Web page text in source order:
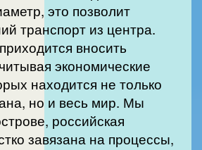
это позволит
транспорт из центра.
вносить
экономические
находится не только
но и весь мир. Мы
российская
завязана на процессы,